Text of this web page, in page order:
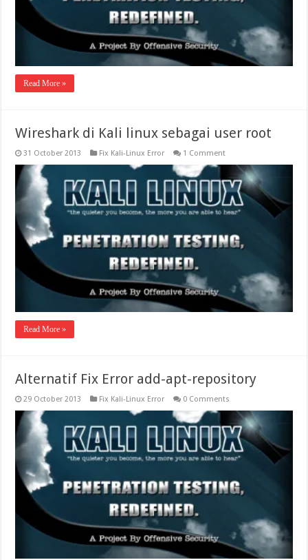
Read More »
Wireshark di Kali linux sebagai user root
31 October 2013 Fix Kali-Linux Error 1 Comment
Read More »
Alternatif Fix Error add-apt-repository
29 October 2013 Fix Kali-Linux Error 0 Comments